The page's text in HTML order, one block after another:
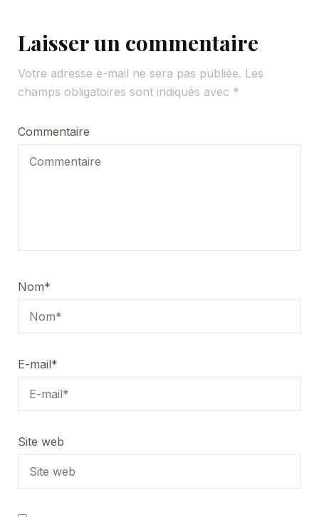
Laisser un commentaire
Votre adresse e-mail ne sera pas publiée. Les
champs obligatoires sont indiqués avec *
Commentaire
Nom*
E-mail*
Site web